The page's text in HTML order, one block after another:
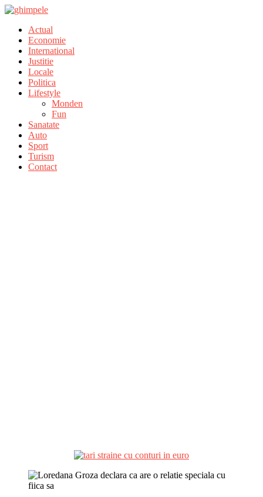
Actual
Economie
International
Justitie
Locale
Politica
Lifestyle
Monden
Fun
Sanatate
Auto
Sport
Turism
Contact